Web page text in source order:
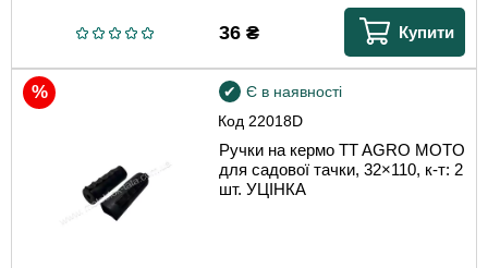
36₴ Купити
Код 22018D
Є в наявності
Ручки на кермо TT AGRO MOTO
для садової тачки, 32×110, к-т: 2
шт. УЦІНКА